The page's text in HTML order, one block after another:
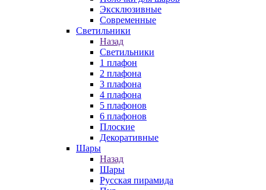
Эксклюзивные
Современные
Светильники
Назад
Светильники
1 плафон
2 плафона
3 плафона
4 плафона
5 плафонов
6 плафонов
Плоские
Декоративные
Шары
Назад
Шары
Русская пирамида